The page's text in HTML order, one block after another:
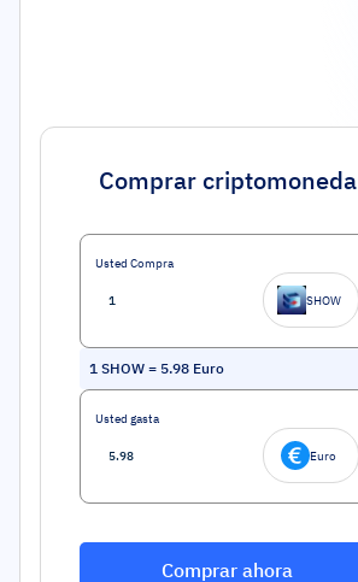
Comprar criptomoneda
Usted Compra
SHOW
1 SHOW = 5.98 Euro
Usted gasta
Euro
Comprar ahora